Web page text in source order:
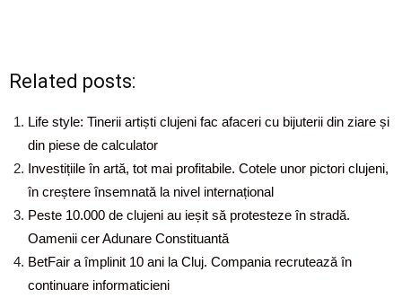
Related posts:
Life style: Tinerii artiști clujeni fac afaceri cu bijuterii din ziare și
din piese de calculator
Investițiile în artă, tot mai profitabile. Cotele unor pictori clujeni,
în creștere însemnată la nivel internațional
Peste 10.000 de clujeni au ieșit să protesteze în stradă.
Oamenii cer Adunare Constituantă
BetFair a împlinit 10 ani la Cluj. Compania recrutează în
continuare informaticieni